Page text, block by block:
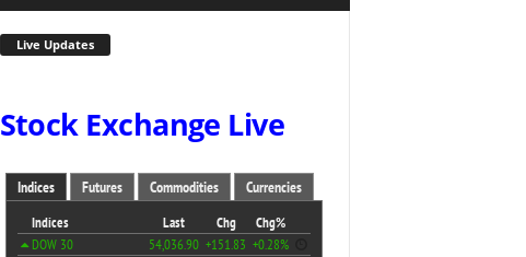
Live Updates
Stock Exchange Live